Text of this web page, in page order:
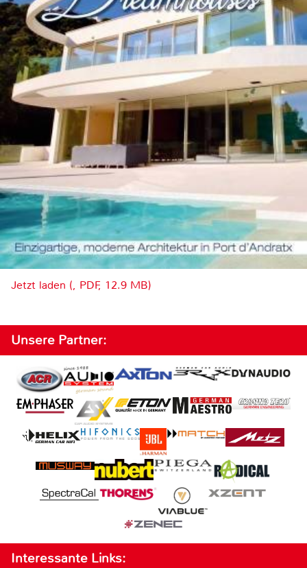
Jetzt laden (, PDF, 12.9 MB)
Unsere Partner:
Interessante Links: